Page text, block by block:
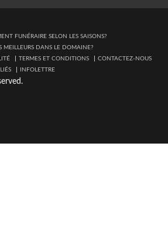
FUNÉRAIRE SELON LES SAISONS?
MEILLEURS DANS LE DOMAINE?
TERMES ET CONDITIONS
CONTACTEZ-NOUS
INFOLETTRE